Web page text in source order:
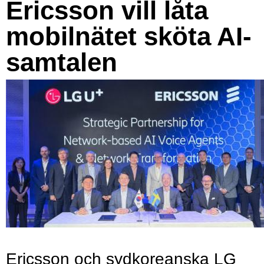
Ericsson vill låta
mobilnätet sköta AI-
samtalen
Ericsson och sydkoreanska LG